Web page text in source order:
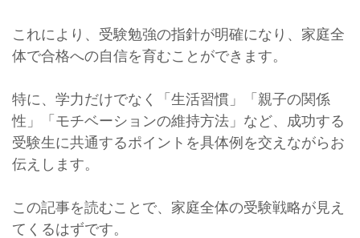
これにより、受験勉強の指針が明確になり、家庭全
体で合格への自信を育むことができます。
特に、学力だけでなく「生活習慣」「親子の関係
性」「モチベーションの維持方法」など、成功する
受験生に共通するポイントを具体例を交えながらお
伝えします。
この記事を読むことで、家庭全体の受験戦略が見え
てくるはずです。